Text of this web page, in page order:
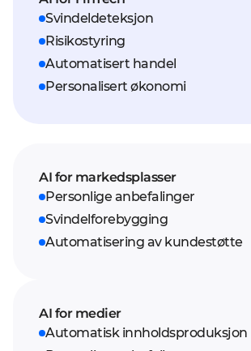
Svindeldeteksjon
Risikostyring
Automatisert handel
Personalisert økonomi
AI for markedsplasser
Personlige anbefalinger
Svindelforebygging
Automatisering av kundestøtte
AI for medier
Automatisk innholdsproduksjon